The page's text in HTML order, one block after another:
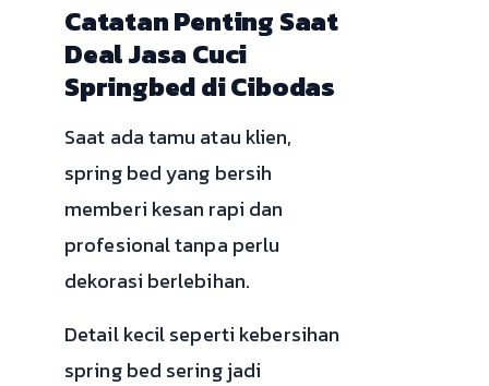
Catatan Penting Saat
Deal Jasa Cuci
Springbed di Cibodas
Saat ada tamu atau klien,
spring bed yang bersih
memberi kesan rapi dan
profesional tanpa perlu
dekorasi berlebihan.
Detail kecil seperti kebersihan
spring bed sering jadi